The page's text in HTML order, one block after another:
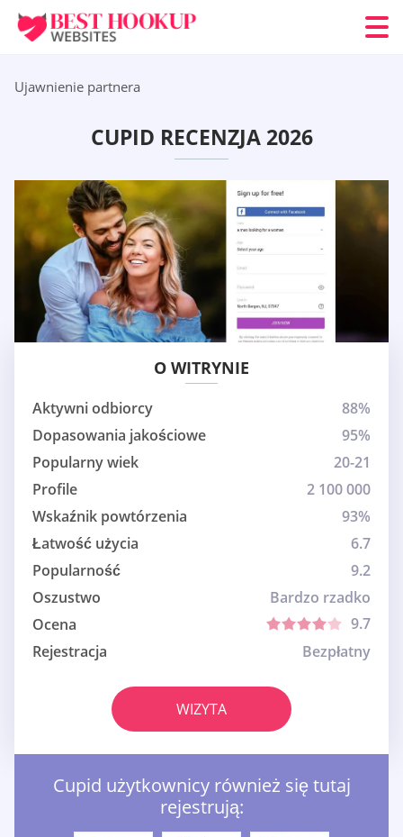
Ujawnienie partnera
CUPID RECENZJA 2026
O WITRYNIE
Aktywni odbiorcy
88%
Dopasowania jakościowe
95%
Popularny wiek
20-21
Profile
2 100 000
Wskaźnik powtórzenia
93%
Łatwość użycia
6.7
Popularność
9.2
Oszustwo
Bardzo rzadko
Ocena
9.7
Rejestracja
Bezpłatny
WIZYTA
Cupid użytkownicy również się tutaj
rejestrują: